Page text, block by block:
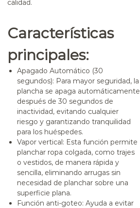
calidad.
Características
principales:
Apagado Automático (30
segundos): Para mayor seguridad, la
plancha se apaga automáticamente
después de 30 segundos de
inactividad, evitando cualquier
riesgo y garantizando tranquilidad
para los huéspedes.
Vapor vertical: Esta función permite
planchar ropa colgada, como trajes
o vestidos, de manera rápida y
sencilla, eliminando arrugas sin
necesidad de planchar sobre una
superficie plana.
Función anti-goteo: Ayuda a evitar